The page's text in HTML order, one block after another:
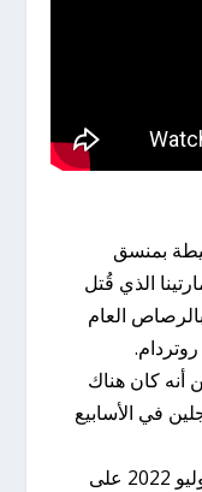
بمنسق
الذي قُتل
العام
كان هناك
في الأسابيع
قُتل سيكي مارتينا بالرصاص في 10 يوليو 2022 على